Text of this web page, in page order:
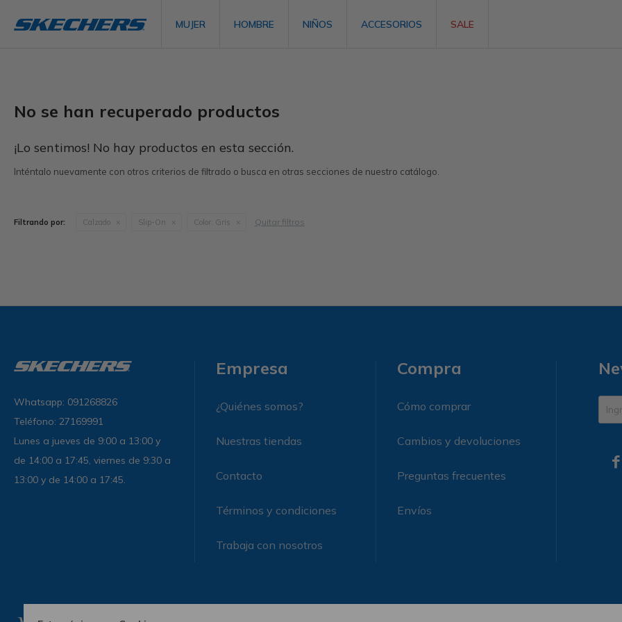
MUJER HOMBRE NIÑOS ACCESORIOS SALE
No se han recuperado productos
¡Lo sentimos! No hay productos en esta sección.
Inténtalo nuevamente con otros criterios de filtrado o busca en otras secciones de nuestro catálogo.
Filtrando por: Calzado Slip-On Color: Gris Quitar filtros
Whatsapp: 091268826
Teléfono: 27169991
Lunes a jueves de 9:00 a 13:00 y
de 14:00 a 17:45, viernes de 9:30 a
13:00 y de 14:00 a 17:45.
Empresa
¿Quiénes somos?
Nuestras tiendas
Contacto
Términos y condiciones
Trabaja con nosotros
Compra
Cómo comprar
Cambios y devoluciones
Preguntas frecuentes
Envíos
